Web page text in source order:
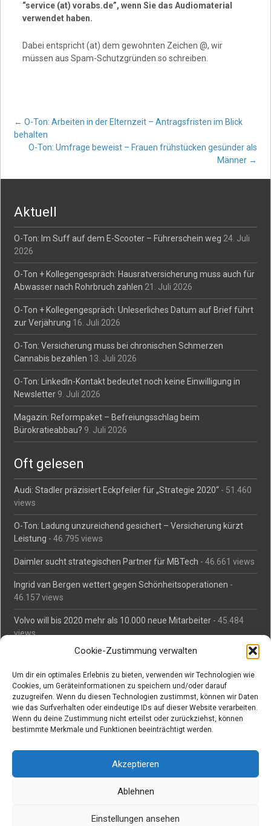
Cookie-Zustimmung verwalten
Um dir ein optimales Erlebnis zu bieten, verwenden wir Technologien wie
Cookies, um Geräteinformationen zu speichern und/oder darauf
zuzugreifen. Wenn du diesen Technologien zustimmst, können wir Daten
wie das Surfverhalten oder eindeutige IDs auf dieser Website verarbeiten.
Wenn du deine Zustimmung nicht erteilst oder zurückziehst, können
bestimmte Merkmale und Funktionen beeinträchtigt werden.
Akzeptieren
Ablehnen
Einstellungen ansehen
“service (at) vorabs.de”, wenn Sie das Audiomaterial
verwendet haben.
Dabei entspricht (at) dem gewohnten Zeichen @, wir
müssen aus Spam-Schutzgründen so schreiben.
Post
navigation
← O-Ton: Arbeiten in der Elternzeit – Antragsfristen im Blick
behalten
O-Ton: Umfrage beweist – Frauen frühstücken gesünder als
Männer →
Aktuell
O-Ton: Im Suff auf dem E-Scooter – Führerschein weg 24. Juli
2026
O-Ton + Kollegengespräch: Hausratversicherung muss auch für
Abwasser nach Rohrbruch zahlen 21. Juli 2026
O-Ton + Kollegengespräch: Unleserliches Datum auf Brief führt
zur Verjährung 16. Juli 2026
O-Ton: Versicherung muss bei chronischen Schmerzen
Cannabis bezahlen 13. Juli 2026
O-Ton: LinkedIn-Kontakt bedeutet noch keine Einwilligung in
Newsletter 9. Juli 2026
Magazin: Reformpaket – Befreiungsschlag beim
Bürokratieabbau? 9. Juli 2026
Oft gelesen
Audi: Stadler präzisiert Eckpfeiler für „Strategie 2020“ - 51.460
views
O-Ton: Ladung unzureichend gesichert – Versicherung kürzt
Leistung - 46.795 views
Daimler sucht strategischen Partner für MBTech - 46.661 views
Ingrid van Bergen wettert gegen Schönheitsoperationen -
46.157 views
Volvo will bis 2020 mehr als 10.000 neue Mitarbeiter - 45.484
views
Mäßiges Interesse an Daimlers MBtech- 44.713 views
O-Ton: Wer muss Schaden für abgedriftete Silvesterraketen
zahlen? - 42.367 views
Kollegengespräch: Urteile zum Grillen- 42.060 views
Suchen bei Vorabs